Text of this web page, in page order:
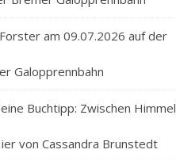
am 09.07.2026 auf der
Galopprennbahn
Buchtipp: Zwischen Himmel
von Cassandra Brunstedt